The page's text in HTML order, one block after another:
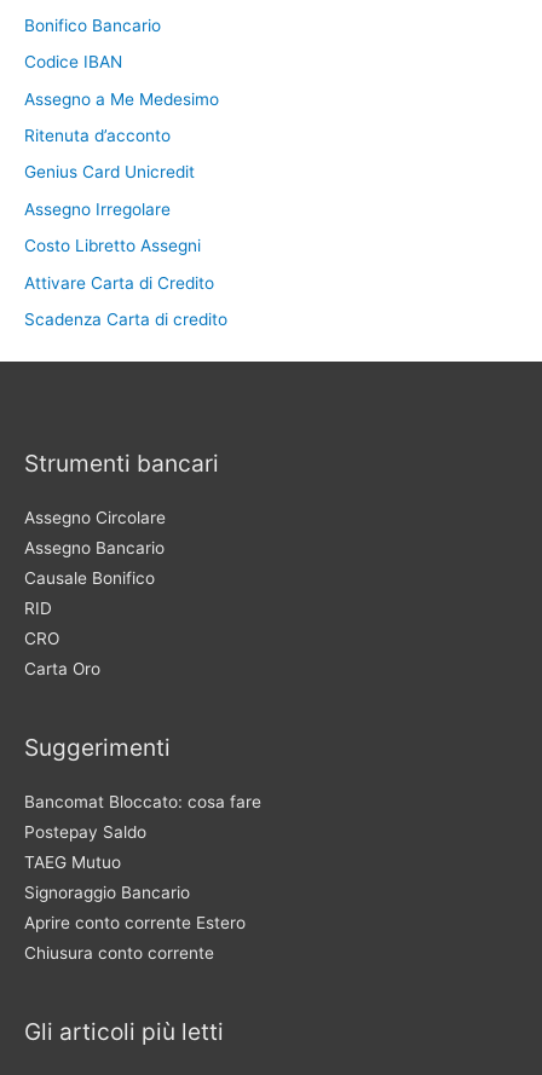
Bonifico Bancario
Codice IBAN
Assegno a Me Medesimo
Ritenuta d’acconto
Genius Card Unicredit
Assegno Irregolare
Costo Libretto Assegni
Attivare Carta di Credito
Scadenza Carta di credito
Strumenti bancari
Assegno Circolare
Assegno Bancario
Causale Bonifico
RID
CRO
Carta Oro
Suggerimenti
Bancomat Bloccato: cosa fare
Postepay Saldo
TAEG Mutuo
Signoraggio Bancario
Aprire conto corrente Estero
Chiusura conto corrente
Gli articoli più letti